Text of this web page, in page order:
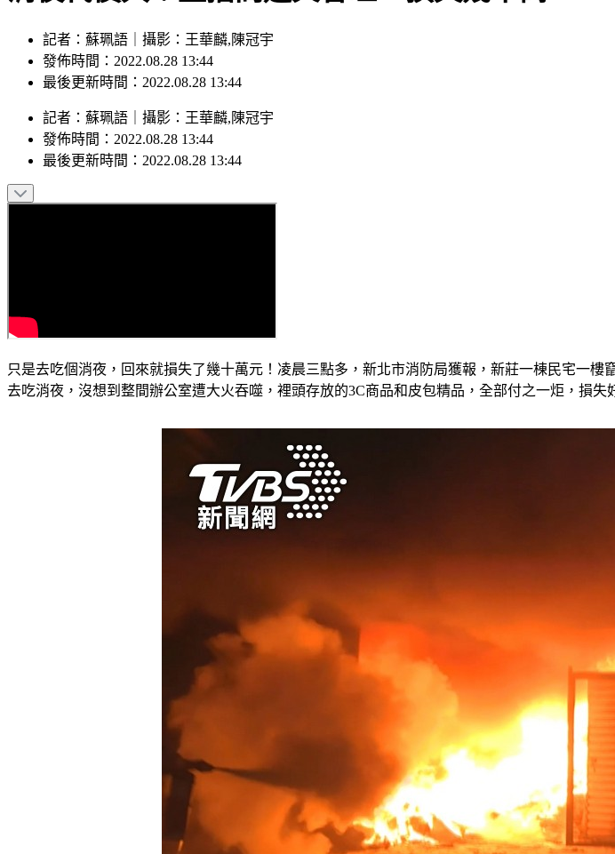
記者：蘇珮語｜攝影：王華麟,陳冠宇
發佈時間：2022.08.28 13:44
最後更新時間：2022.08.28 13:44
記者 ： 蘇珮語 攝影 ： 王華麟,陳冠宇
發佈時間： 2022.08.28 13:44
最後更新時間： 2022.08.28 13:44
只是去吃個消夜，回來就損失了幾十萬元！凌晨三點多，新北市消防局獲報，新莊一棟民宅一
去吃消夜，沒想到整間辦公室遭大火吞噬，裡頭存放的3C商品和皮包精品，全部付之一炬，損失